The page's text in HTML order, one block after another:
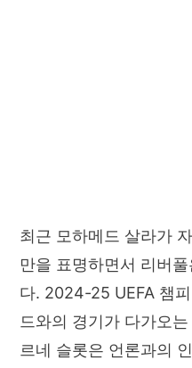
최근 모하메드 살라가
만을 표명하면서 리버
다. 2024-25 UEFA 챔
드와의 경기가 다가오
르네 슬롯은 언론과의